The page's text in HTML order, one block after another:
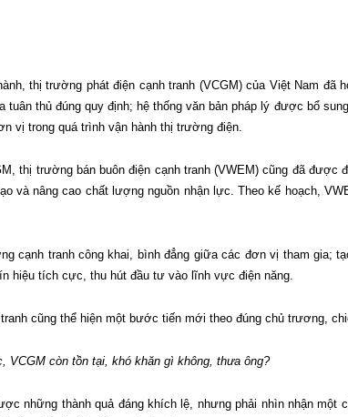
thị trường phát điện cạnh tranh (VCGM) của Việt Nam
thủ đúng quy định; hệ thống văn bản pháp lý được bổ
vị trong quá trình vận hành thị trường điện.
thị trường bán buôn điện cạnh tranh (VWEM) cũng đã
và nâng cao chất lượng nguồn nhận lực. Theo kế hoạch,
cạnh tranh công khai, bình đẳng giữa các đơn vị tham gia;
hiệu tích cực, thu hút đầu tư vào lĩnh vực điện năng.
cũng thể hiện một bước tiến mới theo đúng chủ trương,
VCGM còn tồn tại, khó khăn gì không, thưa ông?
những thành quả đáng khích lệ, nhưng phải nhìn nhận